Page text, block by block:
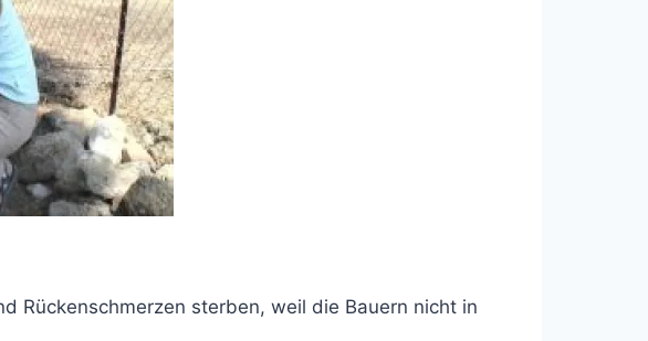
Rückenschmerzen sterben, weil die Bauern nicht in